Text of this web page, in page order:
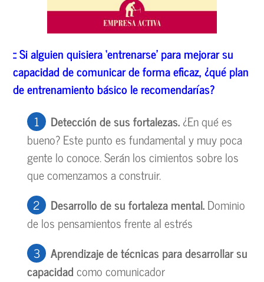
:: Si alguien quisiera‘entrenarse’para mejorar su
capacidad de comunicar de forma eficaz,¿quéplan
de entrenamiento básico le recomendarías?
Detección de sus fortalezas.¿En qué es
bueno? Este punto es fundamental y muy poca
gente lo conoce. Serán los cimientos sobre los
que comenzamos a construir.
Desarrollo de su fortaleza mental.Dominio
de los pensamientos frente al estrés
Aprendizaje de técnicas para desarrollar su
capacidadcomo comunicador